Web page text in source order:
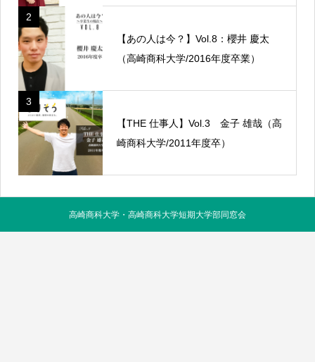
2
【あの人は今？】Vol.8：櫻井 慶太
（高崎商科大学/2016年度卒業）
3
【THE 仕事人】Vol.3 金子 雄哉（高
崎商科大学/2011年度卒）
高崎商科大学・高崎商科大学短期大学部同窓会